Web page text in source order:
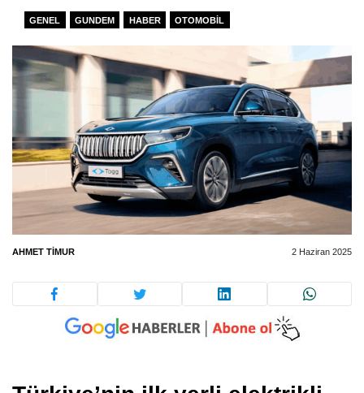
GENEL GUNDEM HABER OTOMOBIL
AHMET TIMUR 2 Haziran 2025